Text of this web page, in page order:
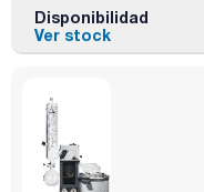
Disponibilidad
Ver stock